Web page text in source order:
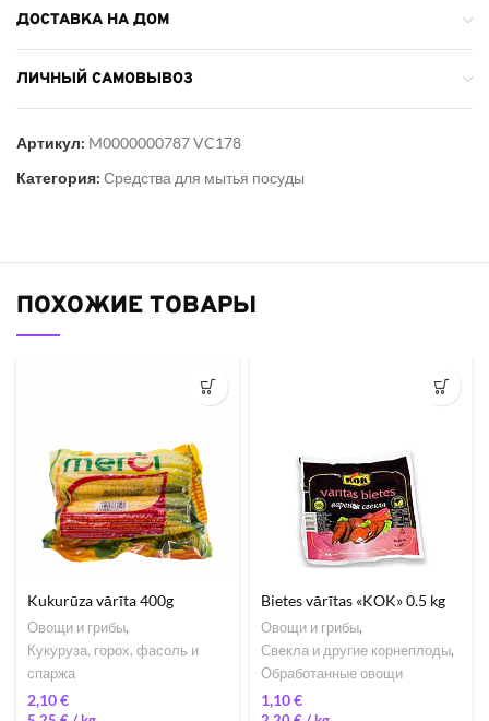
ДОСТАВКА НА ДОМ
ЛИЧНЫЙ САМОВЫВОЗ
Артикул: M0000000787 VC178
Категория: Средства для мытья посуды
ПОХОЖИЕ ТОВАРЫ
Kukurūza vārīta 400g
Овощи и грибы,
Кукуруза, горох, фасоль и
спаржа
€
Bietes vārītas «KOK» 0.5 kg
Овощи и грибы,
Свекла и другие корнеплоды,
Обработанные овощи
€